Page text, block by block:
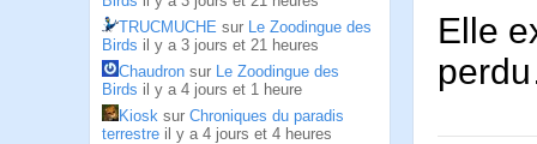
TRUCMUCHE sur Le Zoodingue des
Birds il y a 3 jours et 21 heures
Chaudron sur Le Zoodingue des
Birds il y a 4 jours et 1 heure
Kiosk sur Chroniques du paradis
terrestre il y a 4 jours et 4 heures
Elle